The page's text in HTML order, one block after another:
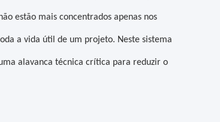
estão mais concentrados apenas nos
a vida útil de um projeto. Neste sistema
alavanca técnica crítica para reduzir o